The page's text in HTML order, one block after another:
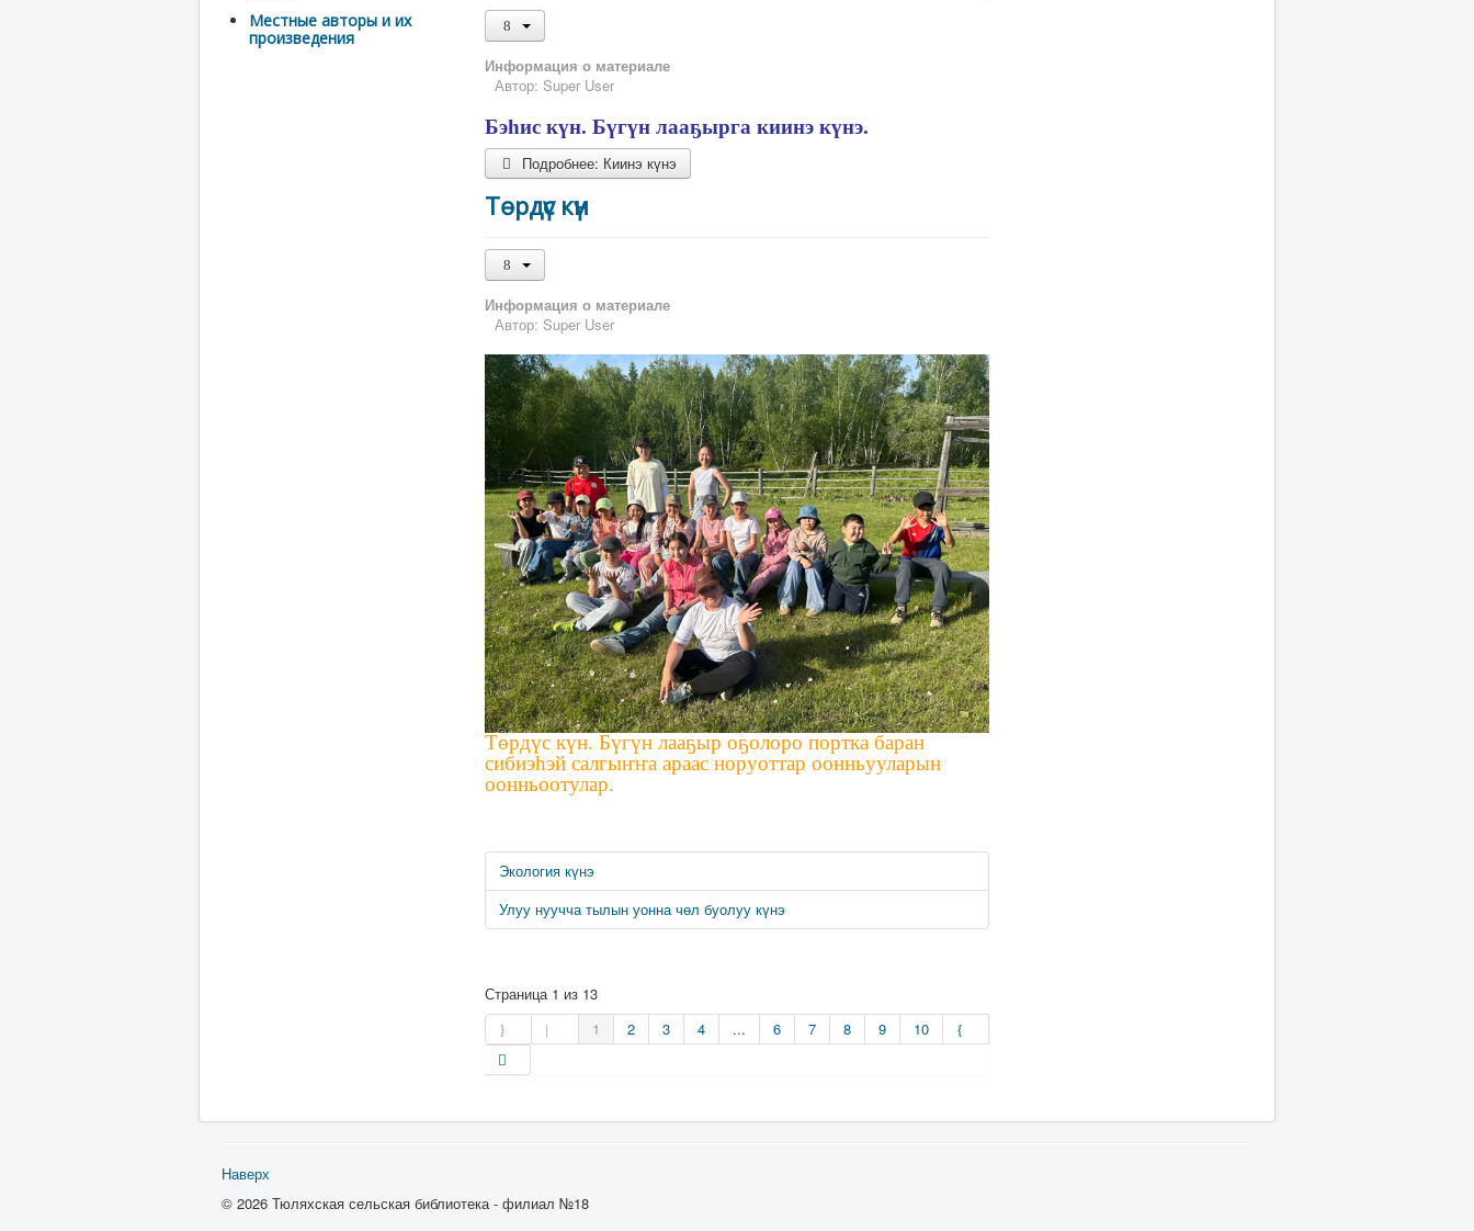
Местные авторы и их
произведения
Информация о материале
Автор: Super User
Бэһис күн. Бүгүн лааҕырга киинэ күнэ.
Подробнее: Киинэ күнэ
Төрдүс күн
Информация о материале
Автор: Super User
Төрдүс күн. Бүгүн лааҕыр оҕолоро портка баран
сибиэһэй салгыҥҥа араас норуоттар оонньууларын
оонньоотулар.
Экология күнэ
Улуу нуучча тылын уонна чөл буолуу күнэ
Страница 1 из 13
1
2 3 4 ... 6 7 8 9 10
Наверх
© 2026 Тюляхская сельская библиотека - филиал №18